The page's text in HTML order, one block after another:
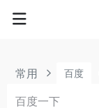
常用 百度